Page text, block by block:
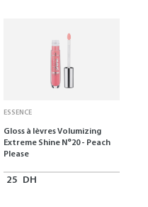
ESSENCE
Gloss à lèvres Volumizing
Extreme Shine N°20 - Peach
Please
25 DH